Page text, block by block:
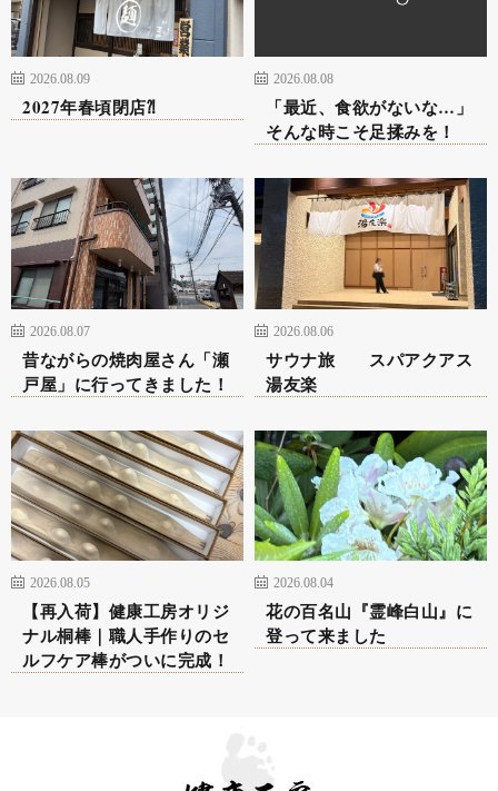
2026.08.09
2027年春頃閉店⁈
2026.08.08
「最近、食欲がないな…」
そんな時こそ足揉みを！
2026.08.07
昔ながらの焼肉屋さん「瀬
戸屋」に行ってきました！
2026.08.06
サウナ旅 スパアクアス
湯友楽
2026.08.05
【再入荷】健康工房オリジ
ナル桐棒｜職人手作りのセ
ルフケア棒がついに完成！
2026.08.04
花の百名山『霊峰白山』に
登って来ました